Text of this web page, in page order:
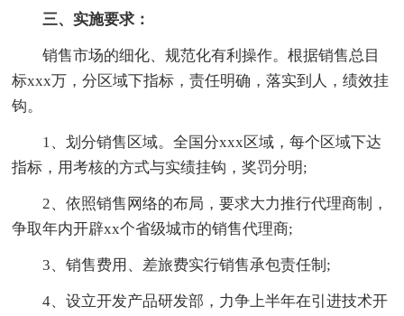
三、实施要求：
销售市场的细化、规范化有利操作。根据销售总目
标xxx万，分区域下指标，责任明确，落实到人，绩效挂
钩。
1、划分销售区域。全国分xxx区域，每个区域下达
指标，用考核的方式与实绩挂钩，奖罚分明;
2、依照销售网络的布局，要求大力推行代理商制，
争取年内开辟xx个省级城市的销售代理商;
3、销售费用、差旅费实行销售承包责任制;
4、设立开发产品研发部，力争上半年在引进技术开